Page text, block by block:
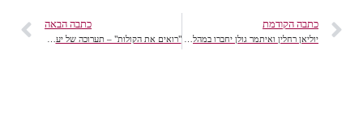
כתבה הקודמת כתבה הבאה